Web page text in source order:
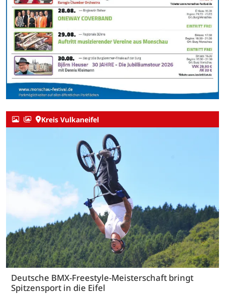
Kreis Vulkaneifel
Deutsche BMX-Freestyle-Meisterschaft bringt
Spitzensport in die Eifel